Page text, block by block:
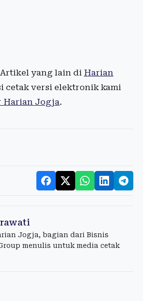
yang lain di Harian
cetak versi elektronik kami
Harian Jogja.
Jogja, bagian dari Bisnis
menulis untuk media cetak